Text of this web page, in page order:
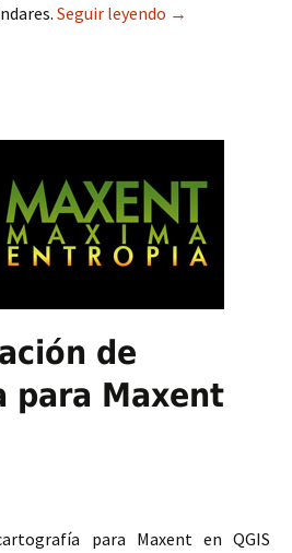
Seguir leyendo Exportación de
→
de
para Maxent
para Maxent en QGIS